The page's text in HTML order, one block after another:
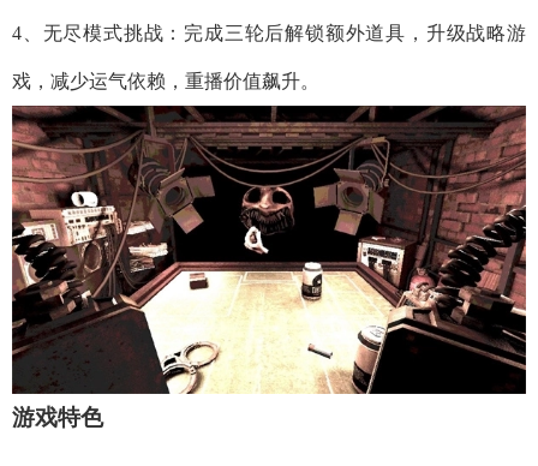
4、无尽模式挑战：完成三轮后解锁额外道具，升级战略游
戏，减少运气依赖，重播价值飙升。
游戏特色